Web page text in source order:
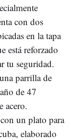
con dos
en la tapa
está reforzado
tu seguridad.
parrilla de
de 47
acero.
un plato para
elaborado